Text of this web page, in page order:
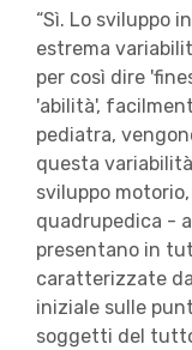
“Sì. Lo sviluppo
estrema
per così dire
'abilità',
pediatra,
questa
sviluppo
quadrupedica -
presentano in
caratterizzate
iniziale sulle
soggetti del